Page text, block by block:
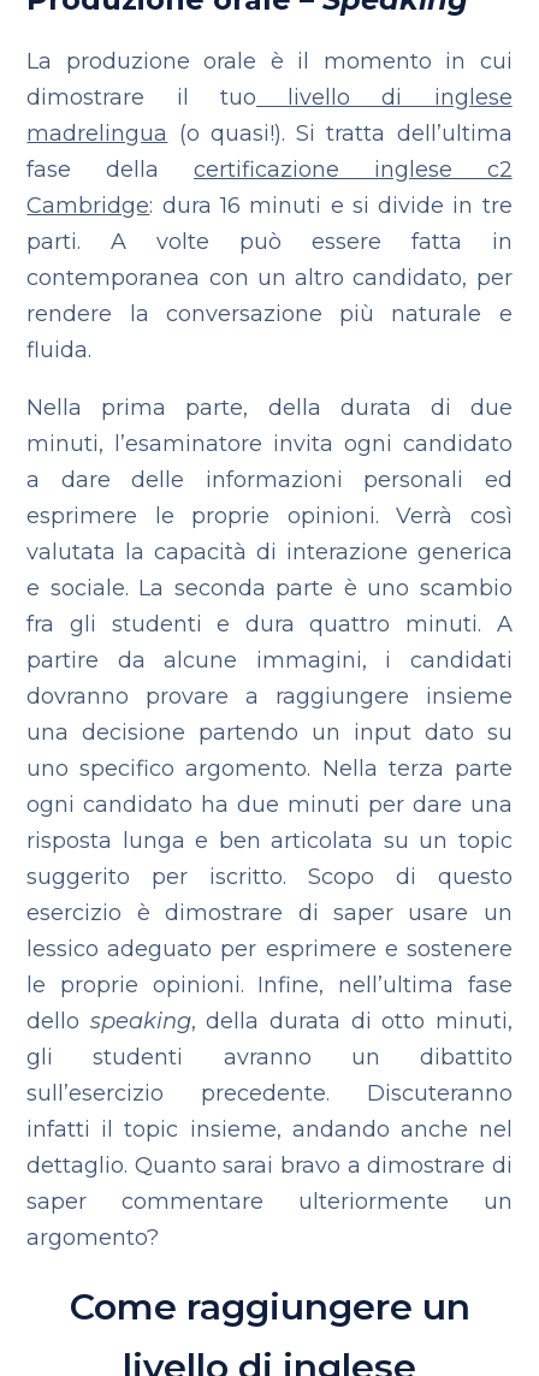
La produzione orale è il momento in cui
dimostrare il tuo livello di inglese
madrelingua (o quasi!). Si tratta dell’ultima
fase della certificazione inglese c2
Cambridge: dura 16 minuti e si divide in tre
parti. A volte può essere fatta in
contemporanea con un altro candidato, per
rendere la conversazione più naturale e
fluida.
Nella prima parte, della durata di due
minuti, l’esaminatore invita ogni candidato
a dare delle informazioni personali ed
esprimere le proprie opinioni. Verrà così
valutata la capacità di interazione generica
e sociale. La seconda parte è uno scambio
fra gli studenti e dura quattro minuti. A
partire da alcune immagini, i candidati
dovranno provare a raggiungere insieme
una decisione partendo un input dato su
uno specifico argomento. Nella terza parte
ogni candidato ha due minuti per dare una
risposta lunga e ben articolata su un topic
suggerito per iscritto. Scopo di questo
esercizio è dimostrare di saper usare un
lessico adeguato per esprimere e sostenere
le proprie opinioni. Infine, nell’ultima fase
dello speaking, della durata di otto minuti,
gli studenti avranno un dibattito
sull’esercizio precedente. Discuteranno
infatti il topic insieme, andando anche nel
dettaglio. Quanto sarai bravo a dimostrare di
saper commentare ulteriormente un
argomento?
Come raggiungere un
livello di inglese